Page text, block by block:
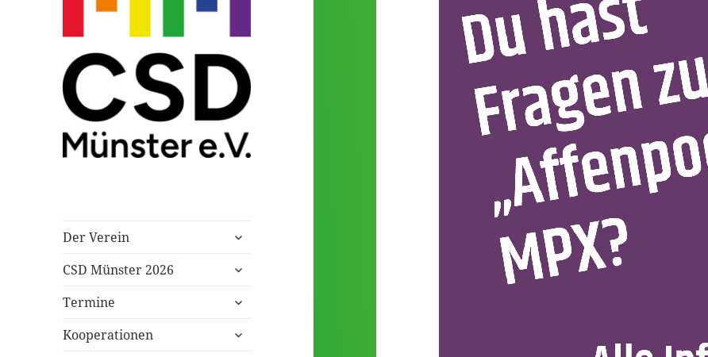
Der Verein
untermenü
CSD Münster 2026
untermenü
Termine
untermenü
Kooperationen
untermenü